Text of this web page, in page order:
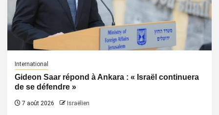
International
Gideon Saar répond à Ankara : « Israël continuera
de se défendre »
7 août 2026 Israëlien